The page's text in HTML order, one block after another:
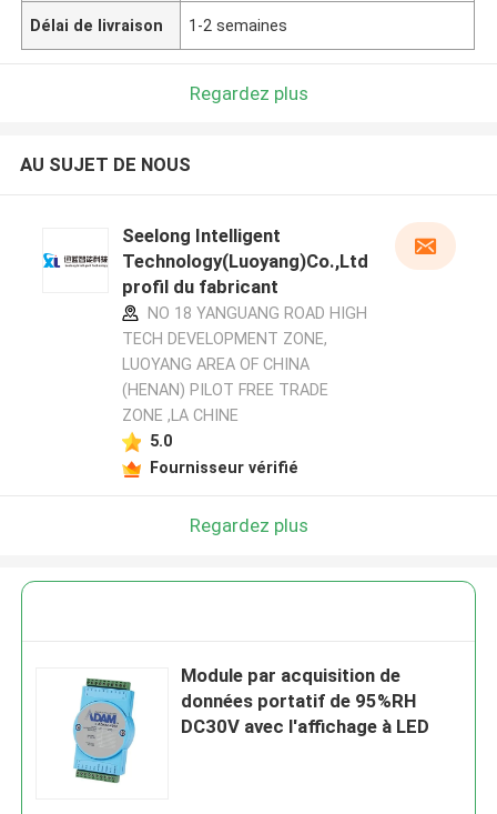
Délai de livraison 1-2 semaines
Regardez plus
AU SUJET DE NOUS
Seelong Intelligent
Technology(Luoyang)Co.,Ltd
profil du fabricant
NO 18 YANGUANG ROAD HIGH
TECH DEVELOPMENT ZONE,
LUOYANG AREA OF CHINA
(HENAN) PILOT FREE TRADE
ZONE ,LA CHINE
5.0
Fournisseur vérifié
Regardez plus
Module par acquisition de
données portatif de 95%RH
DC30V avec l'affichage à LED